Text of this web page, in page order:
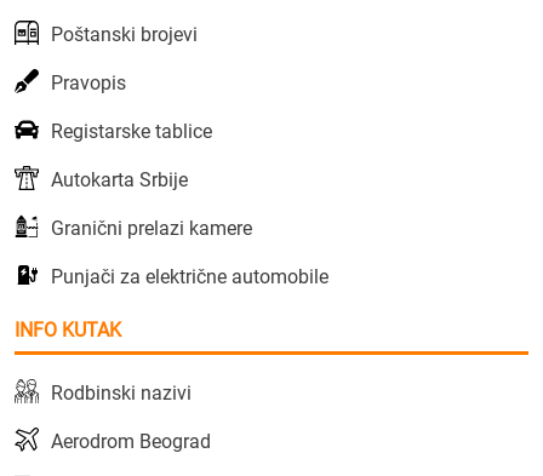
Poštanski brojevi
Pravopis
Registarske tablice
Autokarta Srbije
Granični prelazi kamere
Punjači za električne automobile
INFO KUTAK
Rodbinski nazivi
Aerodrom Beograd